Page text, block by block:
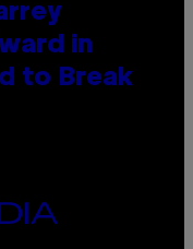
in
to Break